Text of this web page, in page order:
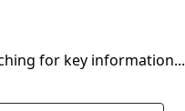
for key information...